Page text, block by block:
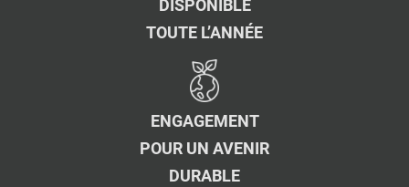
DISPONIBLE
TOUTE L’ANNÉE
ENGAGEMENT
POUR UN AVENIR
DURABLE